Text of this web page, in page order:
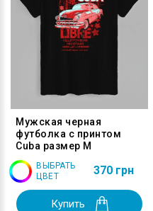
Мужская черная
футболка с принтом
Cuba размер M
ВЫБРАТЬ
ЦВЕТ
370 грн
Купить